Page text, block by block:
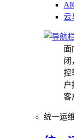
云
面
闭
控
户
客
统一运